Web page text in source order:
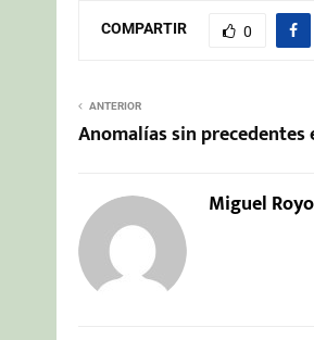
COMPARTIR 0
ANTERIOR
Anomalías sin
Miguel